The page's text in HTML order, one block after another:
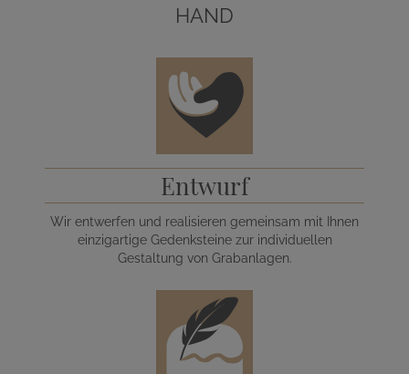
HAND
Entwurf
Wir entwerfen und realisieren gemeinsam mit Ihnen
einzigartige Gedenksteine zur individuellen
Gestaltung von Grabanlagen.